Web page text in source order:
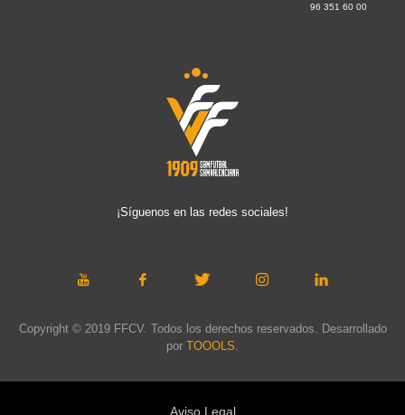
96 351 60 00
¡Síguenos en las redes sociales!
Copyright © 2019 FFCV. Todos los derechos reservados. Desarrollado
por TOOOLS
Aviso Legal